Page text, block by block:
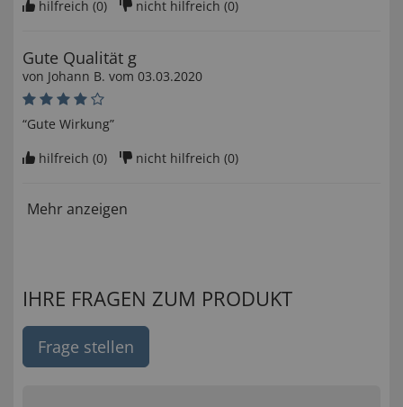
hilfreich (0) nicht hilfreich (0)
Gute Qualität g
von Johann B. vom 03.03.2020
“Gute Wirkung”
hilfreich (0) nicht hilfreich (0)
Mehr anzeigen
IHRE FRAGEN ZUM PRODUKT
Frage stellen